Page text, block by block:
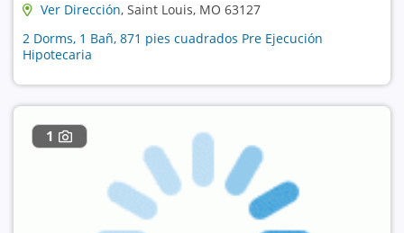
Ver Dirección, Saint Louis, MO 63127
2 Dorms, 1 Bañ, 871 pies cuadrados Pre Ejecución
Hipotecaria
1